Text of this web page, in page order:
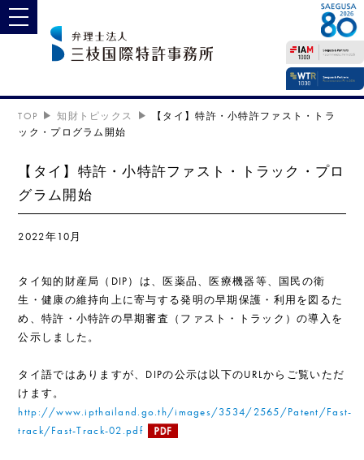
toggle navigation
TOP 知財トピックス
【タイ】特許・小特許ファスト・トラ
ック・プログラム開始
【タイ】特許・小特許ファスト・トラック・プロ
グラム開始
2022年10月
タイ知的財産局（DIP）は、医薬品、医療機器等、国民の衛
生・健康の維持向上に寄与する発明の早期保護・利用を図るた
め、特許・小特許の早期審査（ファスト・トラック）の導入を
公示しました。
タイ語ではありますが、DIPの公示は以下のURLからご覧いただ
けます。
http://www.ipthailand.go.th/images/3534/2565/Patent/Fast-
track/Fast-Track-02.pdf